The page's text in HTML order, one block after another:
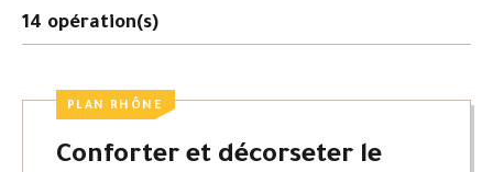
14 opération(s)
PLAN RHÔNE
Conforter et décorseter le